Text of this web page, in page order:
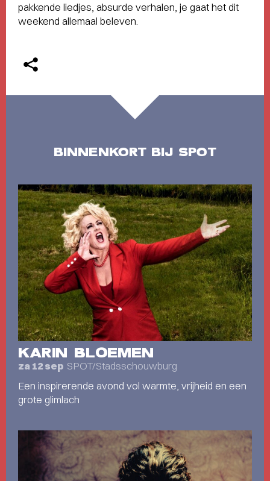
pakkende liedjes, absurde verhalen, je gaat het dit
weekend allemaal beleven.
BINNENKORT BIJ SPOT
KARIN BLOEMEN
za 12 sep SPOT/Stadsschouwburg
Een inspirerende avond vol warmte, vrijheid en een
grote glimlach